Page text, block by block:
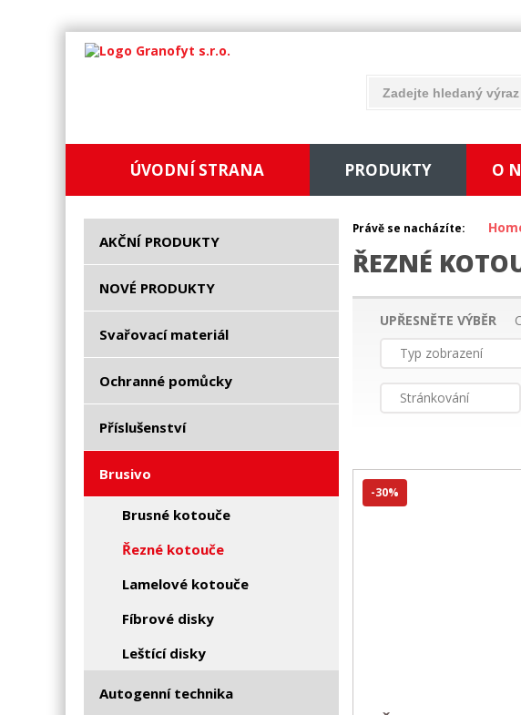
ÚVODNÍ STRANA PRODUKTY O
AKČNÍ PRODUKTY
NOVÉ PRODUKTY
Svařovací materiál
Ochranné pomůcky
Příslušenství
Brusivo
Brusné kotouče
Řezné kotouče
Lamelové kotouče
Fíbrové disky
Leštící disky
Autogenní technika
Právě se nacházíte:
ŘEZNÉ
UPŘESNĚTE VÝBĚR
Typ zobrazení
Stránkování
-30%